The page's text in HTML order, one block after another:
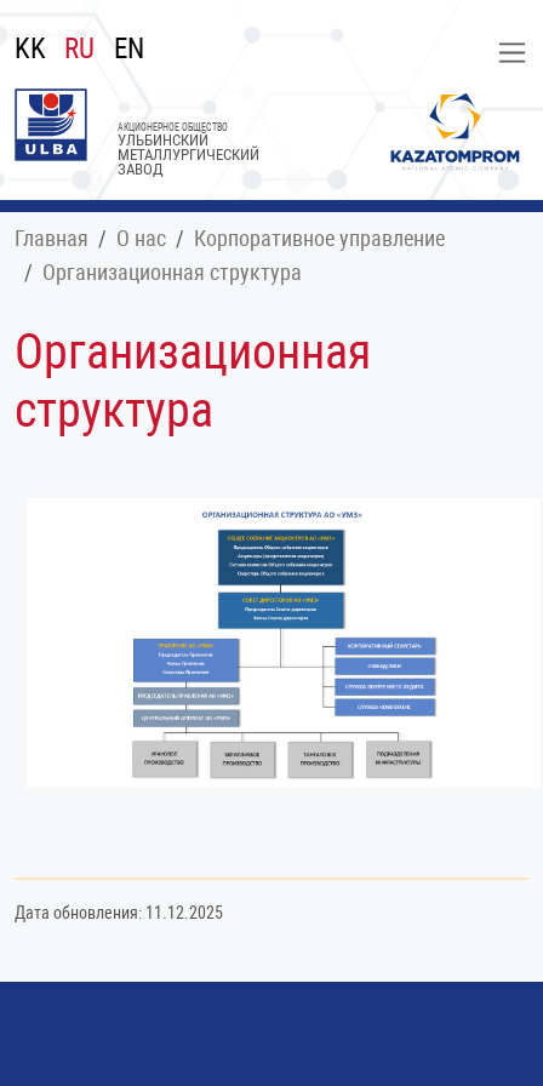
KK RU EN
УЛЬБИНСКИЙ
МЕТАЛЛУРГИЧЕСКИЙ
ЗАВОД
АКЦИОНЕРНОЕ ОБЩЕСТВО
Главная О нас
Корпоративное управление
Организационная структура
Организационная
структура
Дата обновления: 11.12.2025